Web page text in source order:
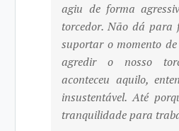
agiu de forma
torcedor. Não dá para
suportar o momento
agredir o nosso
aconteceu aquilo,
insustentável. Até
tranquilidade para